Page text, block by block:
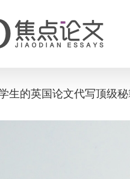
生的英国论文代写顶级